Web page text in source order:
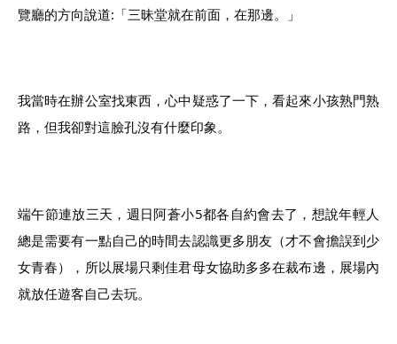
覽廳的方向說道:「三昧堂就在前面，在那邊。」
我當時在辦公室找東西，心中疑惑了一下，看起來小孩熟門熟
路，但我卻對這臉孔沒有什麼印象。
端午節連放三天，週日阿蒼小5都各自約會去了，想說年輕人
總是需要有一點自己的時間去認識更多朋友（才不會擔誤到少
女青春），所以展場只剩佳君母女協助多多在裁布邊，展場內
就放任遊客自己去玩。